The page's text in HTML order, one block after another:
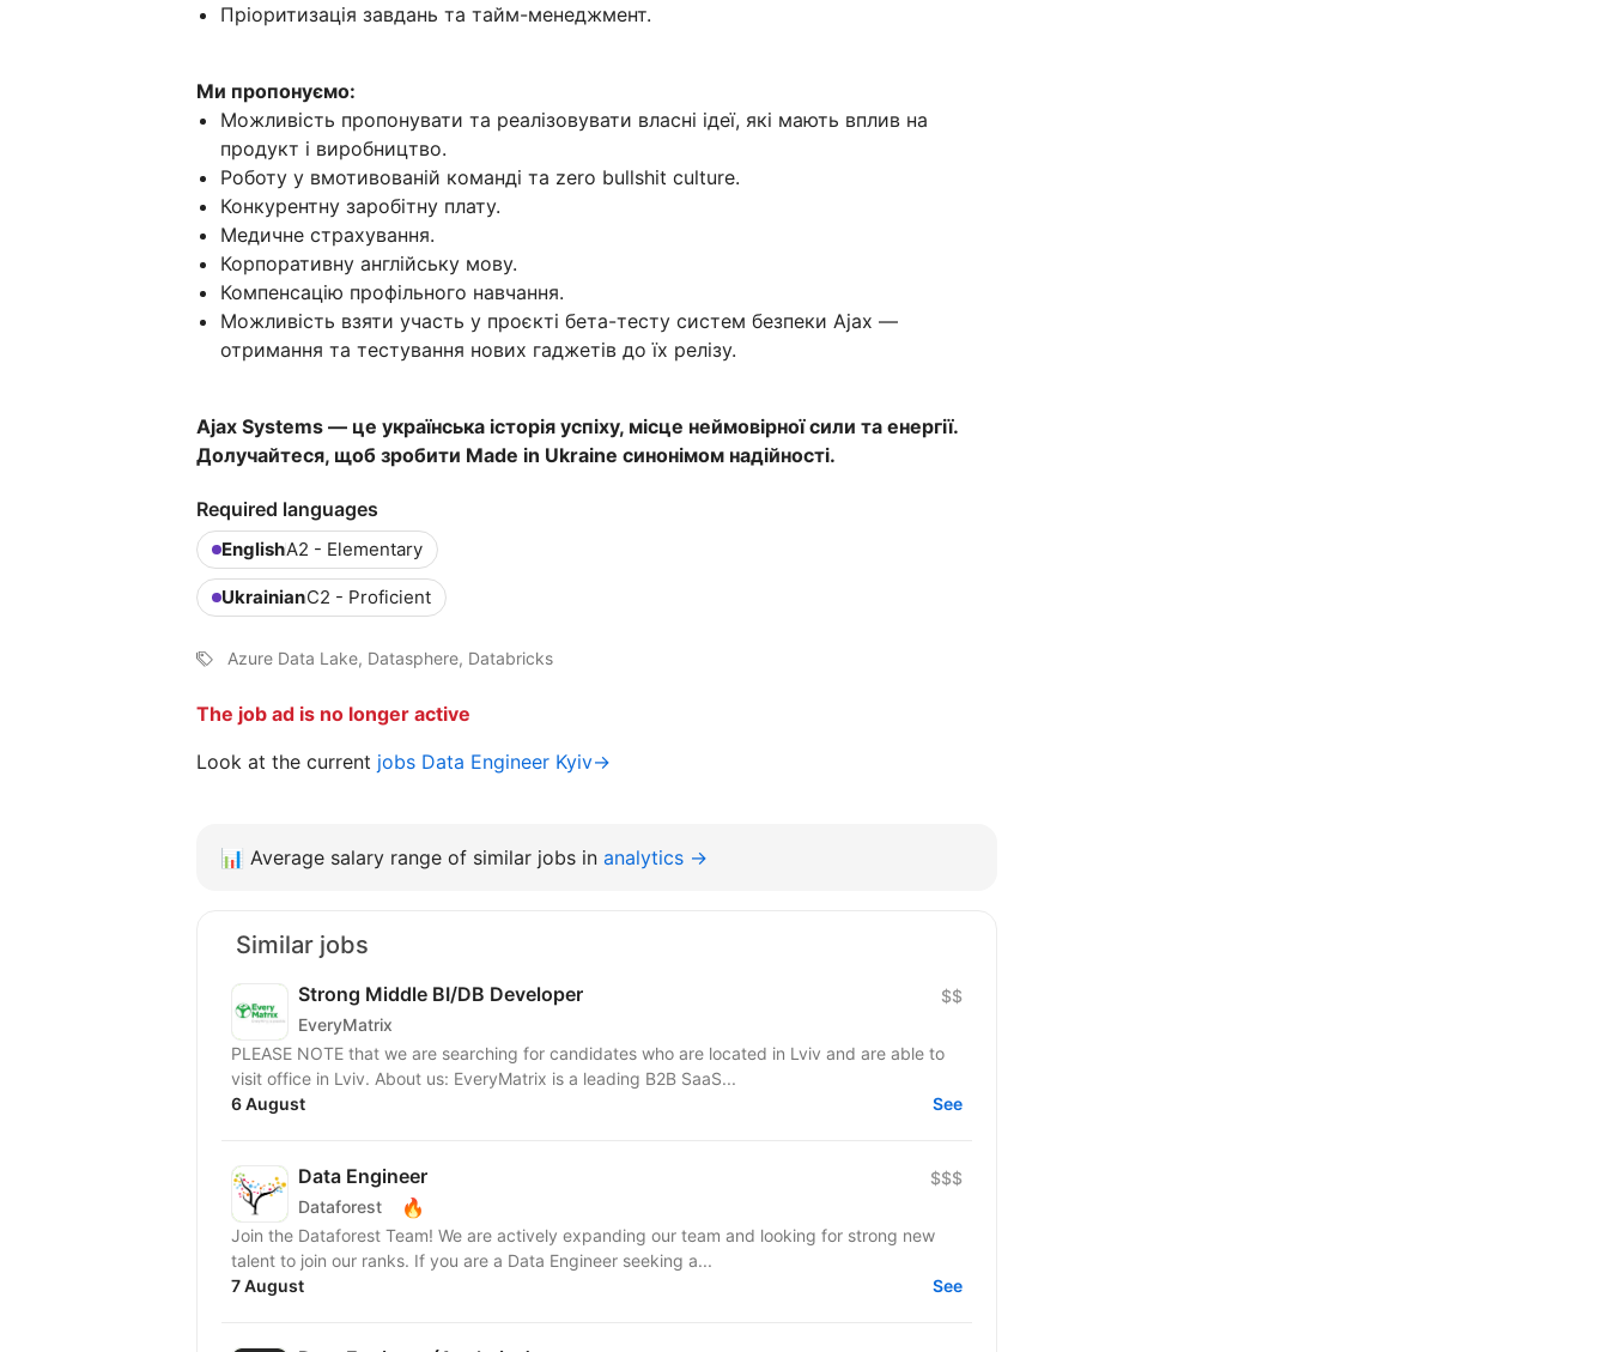
Пріоритизація завдань та тайм-менеджмент.
Ми пропонуємо:
Можливість пропонувати та реалізовувати власні ідеї, які мають вплив на
продукт і виробництво.
Роботу у вмотивованій команді та zero bullshit culture.
Конкурентну заробітну плату.
Медичне страхування.
Корпоративну англійську мову.
Компенсацію профільного навчання.
Можливість взяти участь у проєкті бета-тесту систем безпеки Ajax —
отримання та тестування нових гаджетів до їх релізу.
Ajax Systems — це українська історія успіху, місце неймовірної сили та енергії.
Долучайтеся, щоб зробити Made in Ukraine синонімом надійності.
Required languages
EnglishA2 - Elementary
UkrainianC2 - Proficient
Azure Data Lake, Datasphere, Databricks
The job ad is no longer active
Look at the current jobs Data Engineer Kyiv→
📊 Average salary range of similar jobs in analytics →
Similar jobs
Strong Middle BI/DB Developer
EveryMatrix
$$
PLEASE NOTE that we are searching for candidates who are located in Lviv and are able to
visit office in Lviv. About us: EveryMatrix is a leading B2B SaaS...
6 August
See
Data Engineer
Dataforest 🔥
$$$
Join the Dataforest Team! We are actively expanding our team and looking for strong new
talent to join our ranks. If you are a Data Engineer seeking a...
7 August
See